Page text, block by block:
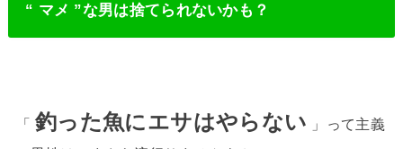
“ マメ ”な男は捨てられないかも？
「 釣った魚にエサはやらない 」って主義